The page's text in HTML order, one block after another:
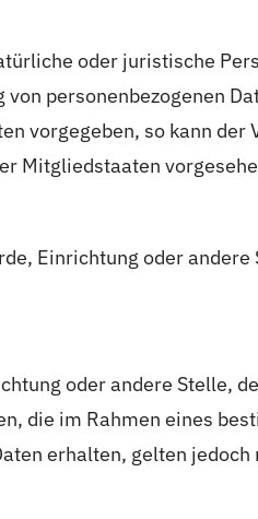
oder juristische
personenbezogenen
vorgegeben, so kann
Mitgliedstaaten
Einrichtung oder
oder andere Stelle,
die im Rahmen eines
erhalten, gelten jedoch